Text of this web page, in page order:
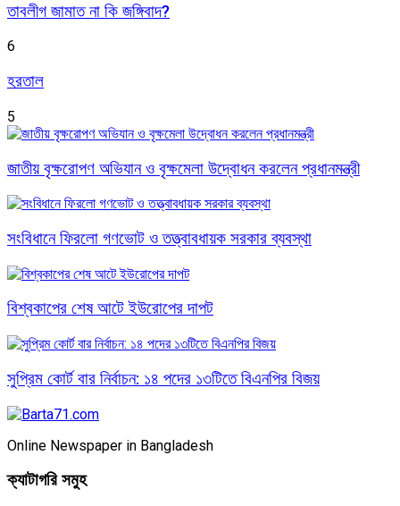
তাবলীগ জামাত না কি জঙ্গিবাদ?
6
হরতাল
5
জাতীয় বৃক্ষরোপণ অভিযান ও বৃক্ষমেলা উদ্বোধন করলেন প্রধানমন্ত্রী
সংবিধানে ফিরলো গণভোট ও তত্ত্বাবধায়ক সরকার ব্যবস্থা
বিশ্বকাপের শেষ আটে ইউরোপের দাপট
সুপ্রিম কোর্ট বার নির্বাচন: ১৪ পদের ১৩টিতে বিএনপির বিজয়
Online Newspaper in Bangladesh
ক্যাটাগরি সমুহ